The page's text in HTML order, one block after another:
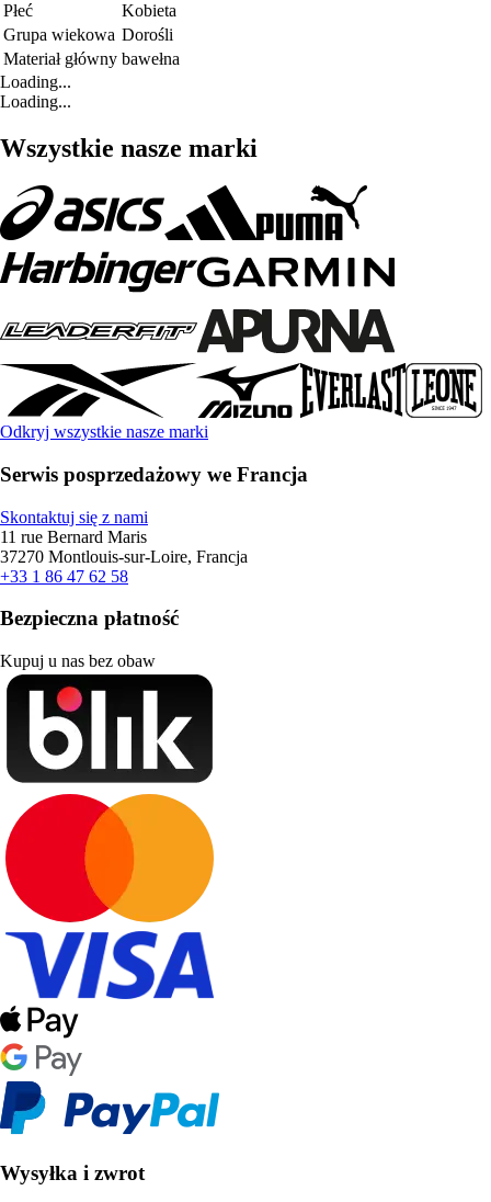
Płeć
Kobieta
Grupa wiekowa Dorośli
Materiał główny bawełna
Loading...
Loading...
Wszystkie nasze marki
Odkryj wszystkie nasze marki
Serwis posprzedażowy we Francja
Skontaktuj się z nami
11 rue Bernard Maris
37270 Montlouis-sur-Loire, Francja
+33 1 86 47 62 58
Bezpieczna płatność
Kupuj u nas bez obaw
Wysyłka i zwrot